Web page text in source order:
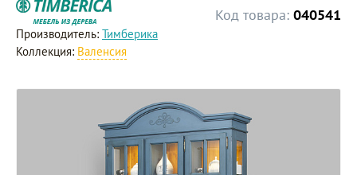
Код товара: 040541
Производитель: Тимберика
Коллекция: Валенсия